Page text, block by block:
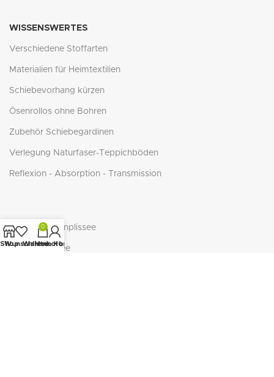
WISSENSWERTES
Verschiedene Stoffarten
Materialien für Heimtextilien
Schiebevorhang kürzen
Ösenrollos ohne Bohren
Zubehör Schiebegardinen
Verlegung Naturfaser-Teppichböden
Reflexion - Absorption - Transmission
Duette Wabenplissee
Cosiflor Plissee
Shop
Wunschliste
0
Warenkorb
Mein Konto